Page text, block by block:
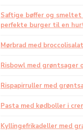
Saftige bøffer og smeltet
perfekte burger til en
Mørbrad med broccolisalat
Risbowl med grøntsager
Rispapirruller med
Pasta med kødboller i
Kyllingefrikadeller med